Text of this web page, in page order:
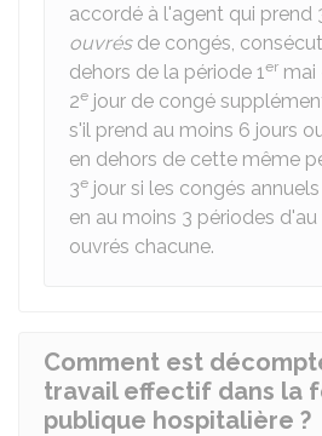
accordé à l'agent qui prend
ouvrésde congés,
dehors de la période 1er mai
2e jour de congé
s'il prend au moins 6 jours
en dehors de cette même
3e jour si les congés
en au moins 3 périodes
ouvrés chacune.
Comment est
travail effectif dans la
publique hospitalière ?